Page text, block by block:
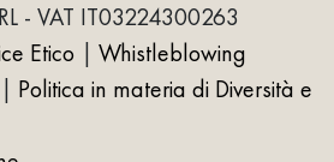
- VAT IT03224300263
Etico | Whistleblowing
| Politica in materia di Diversità e